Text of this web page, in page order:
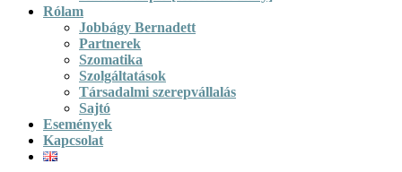
Rólam
Jobbágy Bernadett
Partnerek
Szomatika
Szolgáltatások
Társadalmi szerepvállalás
Sajtó
Események
Kapcsolat